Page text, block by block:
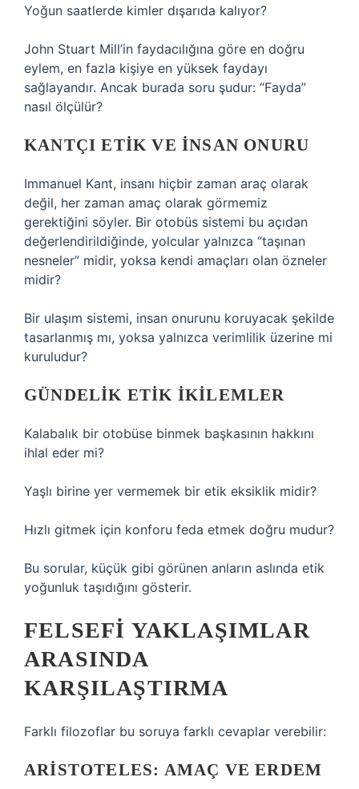
Yoğun saatlerde kimler dışarıda kalıyor?
John Stuart Mill’in faydacılığına göre en doğru
eylem, en fazla kişiye en yüksek faydayı
sağlayandır. Ancak burada soru şudur: “Fayda”
nasıl ölçülür?
KANTÇI ETIK VE İNSAN ONURU
Immanuel Kant, insanı hiçbir zaman araç olarak
değil, her zaman amaç olarak görmemiz
gerektiğini söyler. Bir otobüs sistemi bu açıdan
değerlendirildiğinde, yolcular yalnızca “taşınan
nesneler” midir, yoksa kendi amaçları olan özneler
midir?
Bir ulaşım sistemi, insan onurunu koruyacak şekilde
tasarlanmış mı, yoksa yalnızca verimlilik üzerine mi
kuruludur?
GÜNDELIK ETIK İKILEMLER
Kalabalık bir otobüse binmek başkasının hakkını
ihlal eder mi?
Yaşlı birine yer vermemek bir etik eksiklik midir?
Hızlı gitmek için konforu feda etmek doğru mudur?
Bu sorular, küçük gibi görünen anların aslında etik
yoğunluk taşıdığını gösterir.
FELSEFI YAKLAŞIMLAR
ARASINDA
KARŞILAŞTIRMA
Farklı filozoflar bu soruya farklı cevaplar verebilir:
ARISTOTELES: AMAÇ VE ERDEM